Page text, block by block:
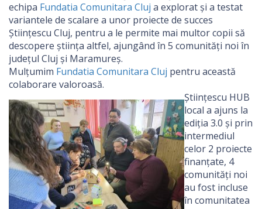
echipa Fundatia Comunitara Cluj a explorat și a testat
variantele de scalare a unor proiecte de succes
Științescu Cluj, pentru a le permite mai multor copii să
descopere știința altfel, ajungând în 5 comunități noi în
județul Cluj și Maramureș.
Mulțumim Fundatia Comunitara Cluj pentru această
colaborare valoroasă.
Științescu HUB
local a ajuns la
ediția 3.0 și prin
intermediul
celor 2 proiecte
finanțate, 4
comunități noi
au fost incluse
în comunitatea